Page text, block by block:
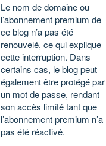
Le nom de domaine ou
l’abonnement premium de
ce blog n’a pas été
renouvelé, ce qui explique
cette interruption. Dans
certains cas, le blog peut
également être protégé par
un mot de passe, rendant
son accès limité tant que
l’abonnement premium n’a
pas été réactivé.